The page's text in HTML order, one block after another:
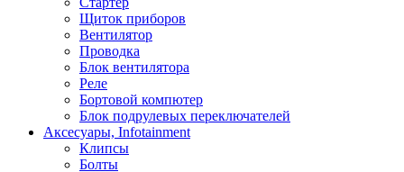
Щиток приборов
Вентилятор
Проводка
Блок вентилятора
Реле
Бортовой компютер
Блок подрулевых переключателей
Аксесуары, Infotainment
Клипсы
Болты